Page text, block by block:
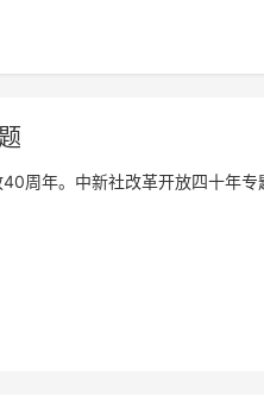
周年。中新社改革开放四十年专